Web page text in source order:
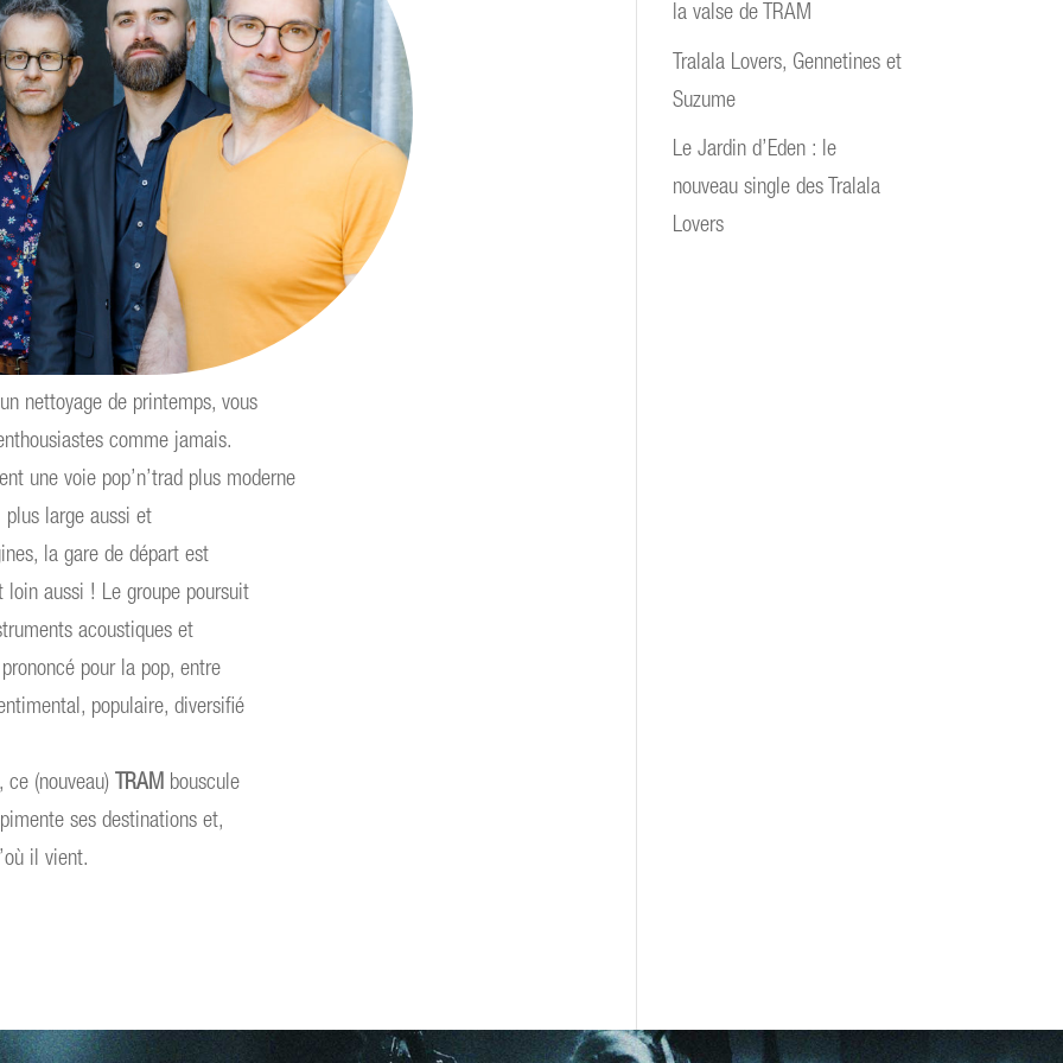
nettoyage de printemps, vous
comme jamais.
une voie pop’n’trad plus moderne
plus large aussi et
la gare de départ est
loin aussi ! Le groupe poursuit
acoustiques et
pour la pop, entre
populaire, diversifié
(nouveau) TRAM bouscule
ses destinations et,
il vient.
la valse de TRAM
Tralala Lovers, Gennetines et
Suzume
Le Jardin d’Eden : le
nouveau single des Tralala
Lovers